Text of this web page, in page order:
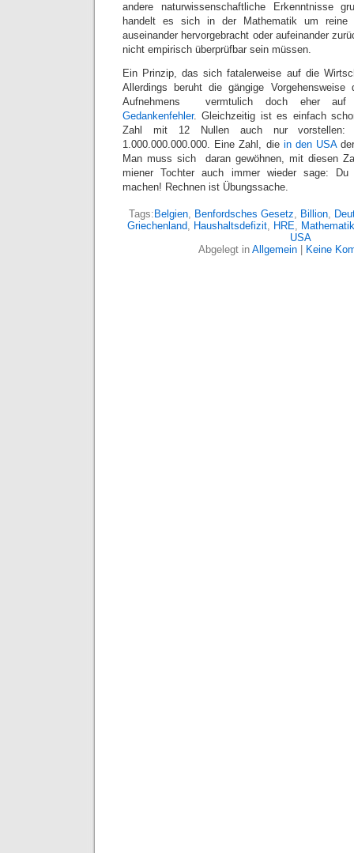
andere naturwissenschaftliche Erkenntnisse
handelt es sich in der Mathematik um reine
auseinander hervorgebracht oder aufeinander
nicht empirisch überprüfbar sein müssen.
Ein Prinzip, das sich fatalerweise auf die
Allerdings beruht die gängige
Aufnehmens vermtulich doch eher auf
Gedankenfehler. Gleichzeitig ist es einfach
Zahl mit 12 Nullen auch nur
1.000.000.000.000. Eine Zahl, die in den USA
Man muss sich daran gewöhnen, mit diesen
miener Tochter auch immer wieder sage: Du
machen! Rechnen ist Übungssache.
Tags: Belgien, Benfordsches Gesetz, Billion,
Griechenland, Haushaltsdefizit, HRE, Mathematik
USA
Abgelegt in Allgemein Keine